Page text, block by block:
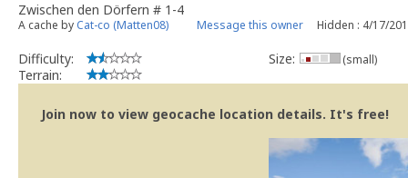
Zwischen den Dörfern # 1-4
A cache by Cat-co (Matten08) Message this owner Hidden : 4/17/
Difficulty:
Terrain:
Size: (small)
Join now to view geocache location details. It's free!